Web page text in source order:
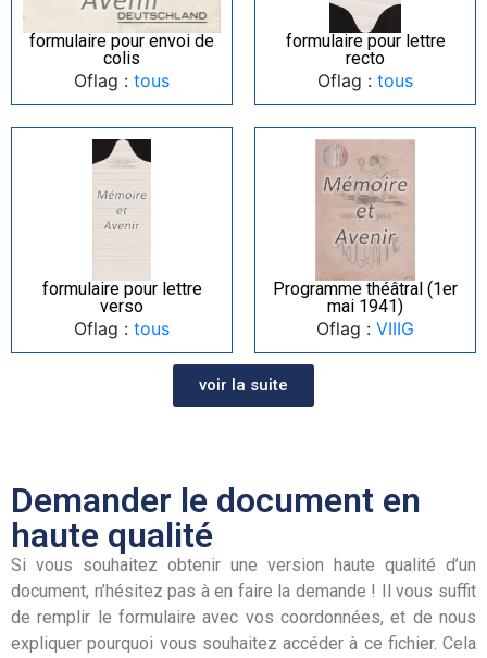
formulaire pour envoi de
colis
Oflag : tous
formulaire pour lettre
recto
Oflag : tous
formulaire pour lettre
verso
Oflag : tous
Programme théâtral (1er
mai 1941)
Oflag : VIIIG
voir la suite
Demander le document en
haute qualité
Si vous souhaitez obtenir une version haute qualité d’un
document, n’hésitez pas à en faire la demande ! Il vous suffit
de remplir le formulaire avec vos coordonnées, et de nous
expliquer pourquoi vous souhaitez accéder à ce fichier. Cela